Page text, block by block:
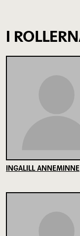
I
INGALILL ANNEMINNE